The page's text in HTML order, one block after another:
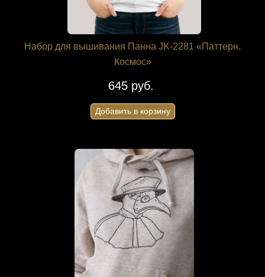
Набор для вышивания Панна JK-2281 «Паттерн.
Космос»
645 руб.
Добавить в корзину